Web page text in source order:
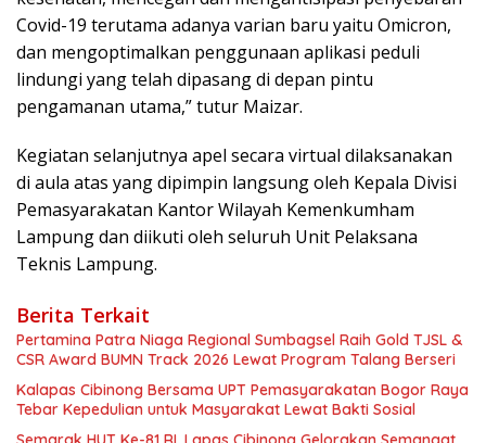
Covid-19 terutama adanya varian baru yaitu Omicron,
dan mengoptimalkan penggunaan aplikasi peduli
lindungi yang telah dipasang di depan pintu
pengamanan utama,” tutur Maizar.
Kegiatan selanjutnya apel secara virtual dilaksanakan
di aula atas yang dipimpin langsung oleh Kepala Divisi
Pemasyarakatan Kantor Wilayah Kemenkumham
Lampung dan diikuti oleh seluruh Unit Pelaksana
Teknis Lampung.
Berita Terkait
Pertamina Patra Niaga Regional Sumbagsel Raih Gold TJSL &
CSR Award BUMN Track 2026 Lewat Program Talang Berseri
Kalapas Cibinong Bersama UPT Pemasyarakatan Bogor Raya
Tebar Kepedulian untuk Masyarakat Lewat Bakti Sosial